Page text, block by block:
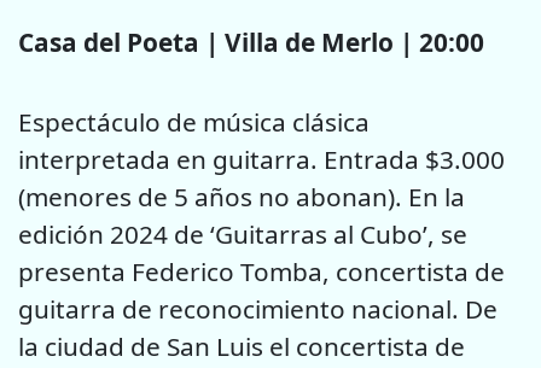
Casa del Poeta | Villa de Merlo | 20:00
Espectáculo de música clásica
interpretada en guitarra. Entrada $3.000
(menores de 5 años no abonan). En la
edición 2024 de ‘Guitarras al Cubo’, se
presenta Federico Tomba, concertista de
guitarra de reconocimiento nacional. De
la ciudad de San Luis el concertista de